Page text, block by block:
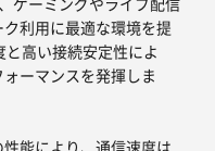
利用に最適な環境を提
高い接続安定性によ
ーマンスを発揮しま